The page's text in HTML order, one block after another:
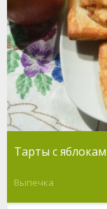
Тарты с
Выпечка